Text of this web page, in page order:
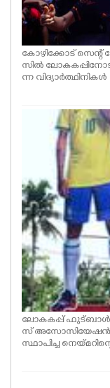
കോഴിക്കോട് സെന്റ്
സിൽ
ന്ന വിദ്യാർത്ഥിനികൾ
ലോകകപ്പ് ഫുട്ബാൾ
സ് അസോസിയേഷൻ
സ്ഥാപിച്ച